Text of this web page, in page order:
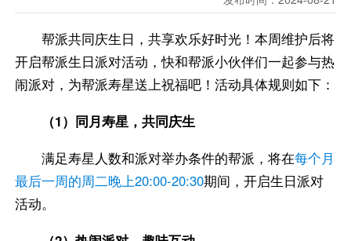
帮派共同庆生日，共享欢乐好时光！本周维护后将
开启帮派生日派对活动，快和帮派小伙伴们一起参与热
闹派对，为帮派寿星送上祝福吧！活动具体规则如下：
（1）同月寿星，共同庆生
满足寿星人数和派对举办条件的帮派，将在每个月
最后一周的周二晚上20:00-20:30期间，开启生日派对
活动。